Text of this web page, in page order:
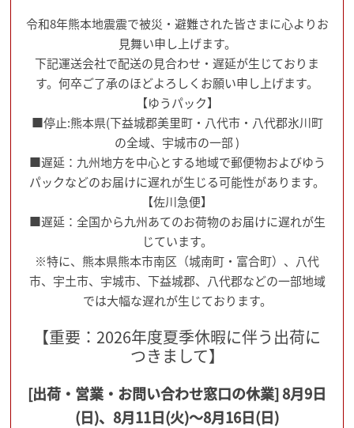
令和8年熊本地震震で被災・避難された皆さまに心よりお
見舞い申し上げます。
下記運送会社で配送の見合わせ・遅延が生じておりま
す。何卒ご了承のほどよろしくお願い申し上げます。
【ゆうパック】
■停止:熊本県(下益城郡美里町・八代市・八代郡氷川町
の全域、宇城市の一部 )
■遅延：九州地方を中心とする地域で郵便物およびゆう
パックなどのお届けに遅れが生じる可能性があります。
【佐川急便】
■遅延：全国から九州あてのお荷物のお届けに遅れが生
じています。
※特に、熊本県熊本市南区（城南町・富合町）、八代
市、宇土市、宇城市、下益城郡、八代郡などの一部地域
では大幅な遅れが生じております。
【重要：2026年度夏季休暇に伴う出荷に
つきまして】
[出荷・営業・お問い合わせ窓口の休業] 8月9日
(日)、8月11日(火)～8月16日(日)